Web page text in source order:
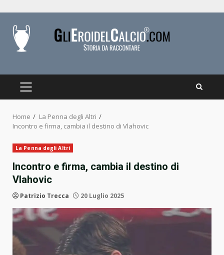
content
PRIMARY
Home
La Penna degli Altri
Incontro e firma, cambia il destino di Vlahovic
La Penna degli Altri
Incontro e firma, cambia il destino di
Vlahovic
Patrizio Trecca 20 Luglio 2025